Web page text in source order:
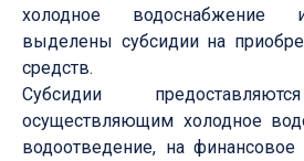
холодное водоснабжение
выделены субсидии на
средств.
Субсидии
осуществляющим холодное
водоотведение, на финансовое